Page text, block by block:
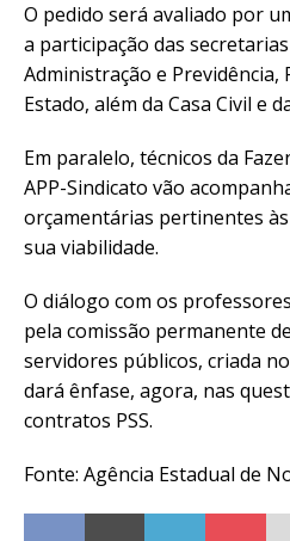
O pedido será avaliado por
a participação das
Administração e Previdência,
Estado, além da Casa Civil e
Em paralelo, técnicos da
APP-Sindicato vão
orçamentárias pertinentes
sua viabilidade.
O diálogo com os
pela comissão permanente
servidores públicos, criada
dará ênfase, agora, nas
contratos PSS.
Fonte: Agência Estadual de